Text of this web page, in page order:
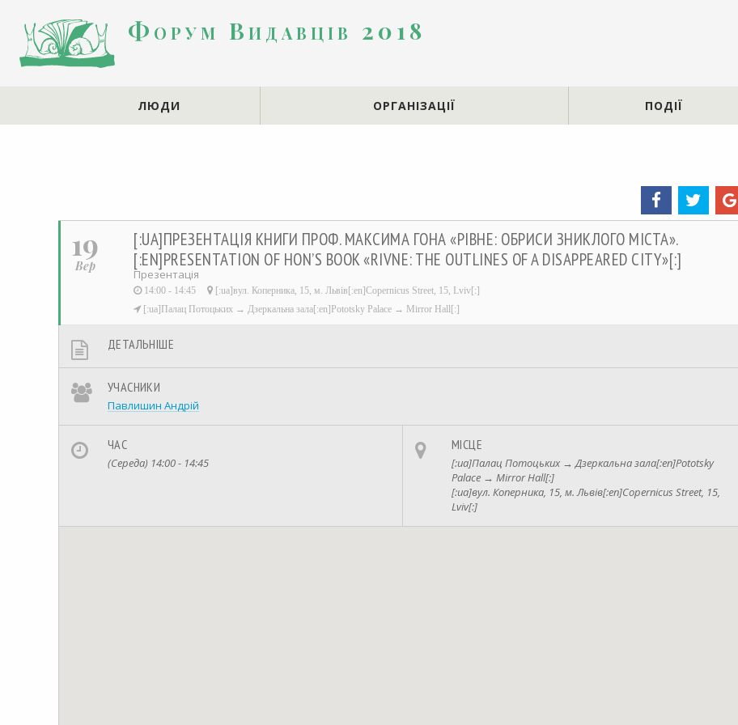
Форум Видавців 2018
ЛЮДИ ОРГАНІЗАЦІЇ ПОДІЇ
19
Вер
[:UA]ПРЕЗЕНТАЦІЯ КНИГИ ПРОФ. МАКСИМА ГОНА «РІВНЕ: ОБРИСИ ЗНИКЛОГО МІСТА».
[:EN]PRESENTATION OF HON’S BOOK «RIVNE: THE OUTLINES OF A DISAPPEARED CITY»[:]
Презентація
14:00 - 14:45
[:ua]вул. Коперника, 15, м. Львів[:en]Copernicus Street, 15, Lviv[:]
[:ua]Палац Потоцьких → Дзеркальна зала[:en]Pototsky Palace → Mirror Hall[:]
ДЕТАЛЬНІШЕ
УЧАСНИКИ
Павлишин Андрій
ЧАС
(Середа) 14:00 - 14:45
МІСЦЕ
[:ua]Палац Потоцьких → Дзеркальна зала[:en]Pototsky
Palace → Mirror Hall[:]
[:ua]вул. Коперника, 15, м. Львів[:en]Copernicus Street, 15,
Lviv[:]